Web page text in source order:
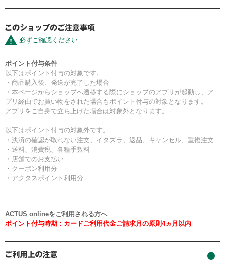
必ずご確認ください
ポイント付与条件
以下はポイント付与の対象です。
・商品購入後、発送が完了した場合
・本ページからショップへ遷移する際にショップのアプリが起動し、ア
プリ経由でお買い物をされた場合もポイント付与の対象となります。
アプリをご自身で立ち上げた場合は対象外となります。
以下はポイント付与の対象外です。
・決済の確認が取れない注文、イタズラ、返品、キャンセル、重複注文
・送料、消費税、各種手数料
・店舗でのお支払い
・クーポン利用分
・アクタスポイント利用分
ACTUS onlineをご利用される方へ
ポイント付与時期：カードご利用代金ご請求月の原則4ヵ月以内